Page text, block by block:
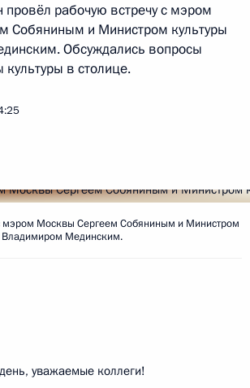
провёл рабочую встречу с мэром
Собяниным и Министром культуры
Обсуждались вопросы
в столице.
мэром Москвы Сергеем Собяниным и Министром
Владимиром Мединским.
уважаемые коллеги!